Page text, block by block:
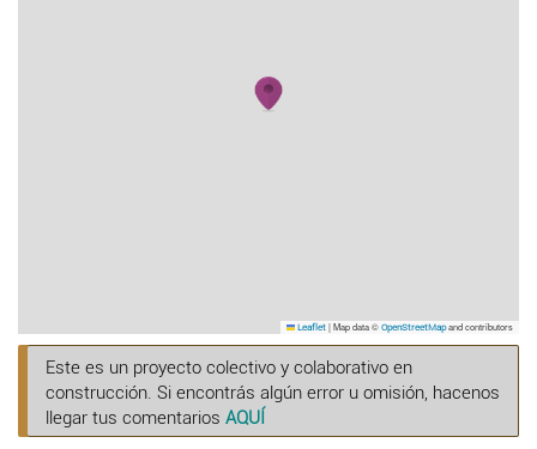
Leaflet |Map data © OpenStreetMapand contributors
Este es un proyecto colectivo y colaborativo en
construcción. Si encontrás algún error u omisión, hacenos
llegar tus comentarios AQUÍ